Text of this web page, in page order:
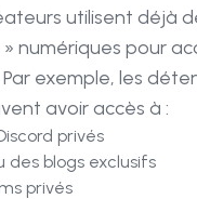
utilisent déjà
numériques pour
exemple, les
avoir accès à :
privés
des blogs exclusifs
privés